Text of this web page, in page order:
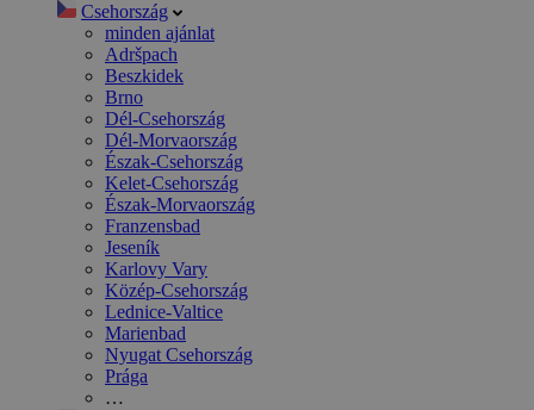
Csehország
minden ajánlat
Adršpach
Beszkidek
Brno
Dél-Csehország
Dél-Morvaország
Észak-Csehország
Kelet-Csehország
Észak-Morvaország
Franzensbad
Jeseník
Karlovy Vary
Közép-Csehország
Lednice-Valtice
Marienbad
Nyugat Csehország
Prága
…